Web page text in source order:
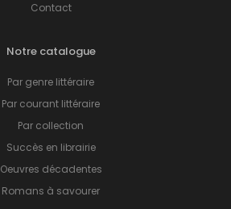
Contact
Notre catalogue
Par genre littéraire
Par courant littéraire
Par collection
Succès en librairie
Oeuvres décadentes
Romans à savourer